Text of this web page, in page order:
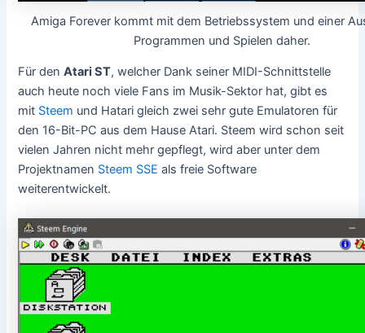
Amiga Forever kommt mit dem Betriebssystem und einer
Programmen und Spielen daher.
Für denAtari ST, welcher Dank seiner MIDI-Schnittstelle
auch heute noch viele Fans im Musik-Sektor hat, gibt es
mit Steem und Hatari gleich zwei sehr gute Emulatoren für
den 16-Bit-PC aus dem Hause Atari. Steem wird schon seit
vielen Jahren nicht mehr gepflegt, wird aber unter dem
Projektnamen Steem SSE als freie Software
weiterentwickelt.